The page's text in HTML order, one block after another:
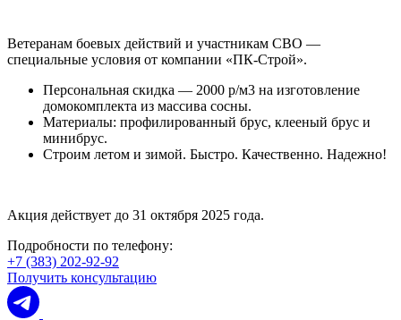
Ветеранам боевых действий и участникам СВО —
специальные условия от компании «ПК-Строй».
Персональная скидка — 2000 р/м3 на изготовление
домокомплекта из массива сосны.
Материалы: профилированный брус, клееный брус и
минибрус.
Строим летом и зимой. Быстро. Качественно. Надежно!
Акция действует до 31 октября 2025 года.
Подробности по телефону:
+7 (383) 202-92-92
Получить консультацию